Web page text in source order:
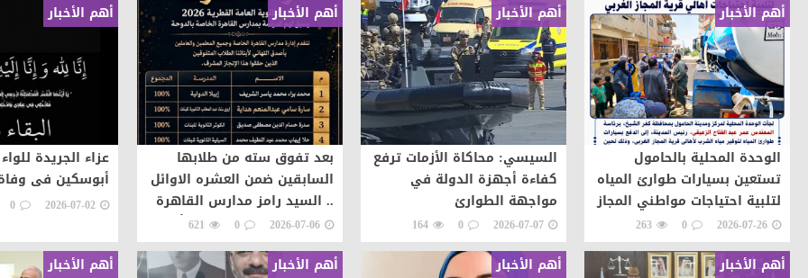
أهم الأخبار
الوحدة المحلية بالحامول
تستعين بسيارات طوارئ المياه
لتلبية احتياجات مواطني المجاز
2026-07-26
0
263
أهم الأخبار
السيسي: محاكاة الأزمات ترفع
كفاءة أجهزة الدولة في
مواجهة الطوارئ
2026-07-07
0
164
أهم الأخبار
بعد تفوق سته من طلابها
السابقين ضمن العشره الاوائل
.. السيد رامز مدارس القاهرة
الخاصة... فخرٌ يتجدد وإنجازٌ
يتواصل
2026-07-06
0
621
أهم الأخبار
عزاء الجريدة
أبوسكين فى
2026-07-02
0
أهم الأخبار أهم الأخبار أهم الأخبار أهم الأخبار